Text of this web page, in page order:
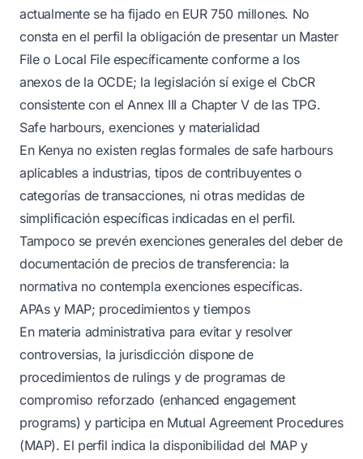
actualmente se ha fijado en EUR 750 millones. No
consta en el perfil la obligación de presentar un Master
File o Local File específicamente conforme a los
anexos de la OCDE; la legislación sí exige el CbCR
consistente con el Annex III a Chapter V de las TPG.
Safe harbours, exenciones y materialidad
En Kenya no existen reglas formales de safe harbours
aplicables a industrias, tipos de contribuyentes o
categorías de transacciones, ni otras medidas de
simplificación específicas indicadas en el perfil.
Tampoco se prevén exenciones generales del deber de
documentación de precios de transferencia: la
normativa no contempla exenciones específicas.
APAs y MAP; procedimientos y tiempos
En materia administrativa para evitar y resolver
controversias, la jurisdicción dispone de
procedimientos de rulings y de programas de
compromiso reforzado (enhanced engagement
programs) y participa en Mutual Agreement Procedures
(MAP). El perfil indica la disponibilidad del MAP y